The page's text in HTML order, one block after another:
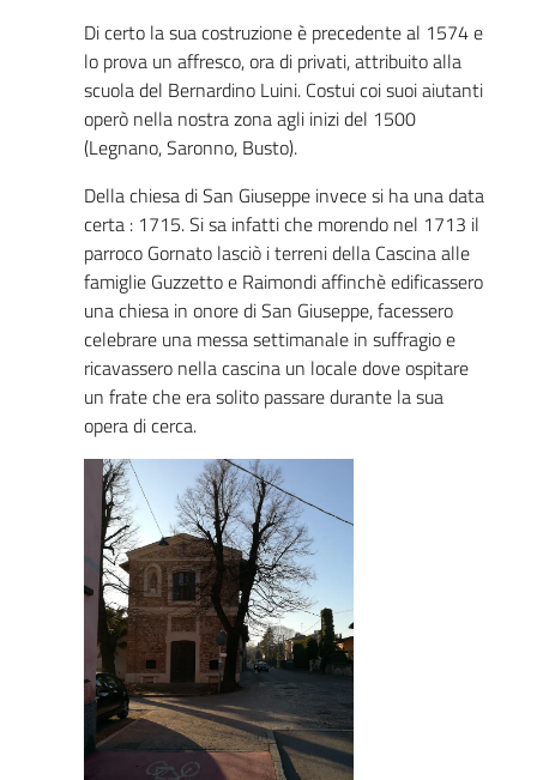
Di certo la sua costruzione è precedente al 1574 e
lo prova un affresco, ora di privati, attribuito alla
scuola del Bernardino Luini. Costui coi suoi aiutanti
operò nella nostra zona agli inizi del 1500
(Legnano, Saronno, Busto).
Della chiesa di San Giuseppe invece si ha una data
certa : 1715. Si sa infatti che morendo nel 1713 il
parroco Gornato lasciò i terreni della Cascina alle
famiglie Guzzetto e Raimondi affinchè edificassero
una chiesa in onore di San Giuseppe, facessero
celebrare una messa settimanale in suffragio e
ricavassero nella cascina un locale dove ospitare
un frate che era solito passare durante la sua
opera di cerca.